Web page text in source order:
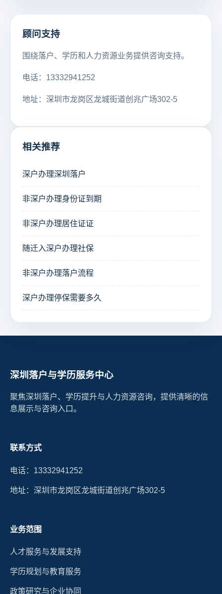
顾问支持
围绕落户、学历和人力资源业务提供咨询支持。
电话：13332941252
地址：深圳市龙岗区龙城街道创兆广场302-5
相关推荐
深户办理深圳落户
非深户办理身份证到期
非深户办理居住证证
随迁入深户办理社保
非深户办理落户流程
深户办理停保需要多久
深圳落户与学历服务中心
聚焦深圳落户、学历提升与人力资源咨询，提供清晰的信
息展示与咨询入口。
联系方式
电话：13332941252
地址：深圳市龙岗区龙城街道创兆广场302-5
业务范围
人才服务与发展支持
学历规划与教育服务
政策研究与企业协同